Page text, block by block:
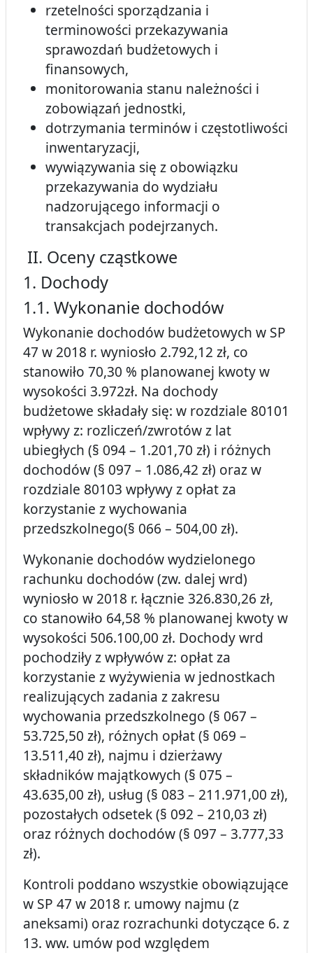
rzetelności sporządzania i
terminowości przekazywania
sprawozdań budżetowych i
finansowych,
monitorowania stanu należności i
zobowiązań jednostki,
dotrzymania terminów i częstotliwości
inwentaryzacji,
wywiązywania się z obowiązku
przekazywania do wydziału
nadzorującego informacji o
transakcjach podejrzanych.
II. Oceny cząstkowe
1. Dochody
1.1. Wykonanie dochodów
Wykonanie dochodów budżetowych w SP
47 w 2018 r. wyniosło 2.792,12 zł, co
stanowiło 70,30 % planowanej kwoty w
wysokości 3.972zł. Na dochody
budżetowe składały się: w rozdziale 80101
wpływy z: rozliczeń/zwrotów z lat
ubiegłych (§ 094 – 1.201,70 zł) i różnych
dochodów (§ 097 – 1.086,42 zł) oraz w
rozdziale 80103 wpływy z opłat za
korzystanie z wychowania
przedszkolnego(§ 066 – 504,00 zł).
Wykonanie dochodów wydzielonego
rachunku dochodów (zw. dalej wrd)
wyniosło w 2018 r. łącznie 326.830,26 zł,
co stanowiło 64,58 % planowanej kwoty w
wysokości 506.100,00 zł. Dochody wrd
pochodziły z wpływów z: opłat za
korzystanie z wyżywienia w jednostkach
realizujących zadania z zakresu
wychowania przedszkolnego (§ 067 –
53.725,50 zł), różnych opłat (§ 069 –
13.511,40 zł), najmu i dzierżawy
składników majątkowych (§ 075 –
43.635,00 zł), usług (§ 083 – 211.971,00 zł),
pozostałych odsetek (§ 092 – 210,03 zł)
oraz różnych dochodów (§ 097 – 3.777,33
zł).
Kontroli poddano wszystkie obowiązujące
w SP 47 w 2018 r. umowy najmu (z
aneksami) oraz rozrachunki dotyczące 6. z
13. ww. umów pod względem